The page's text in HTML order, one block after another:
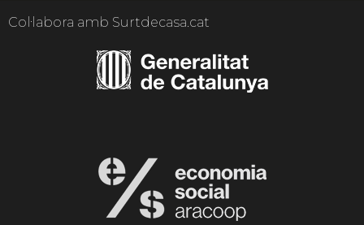
Col·labora amb Surtdecasa.cat